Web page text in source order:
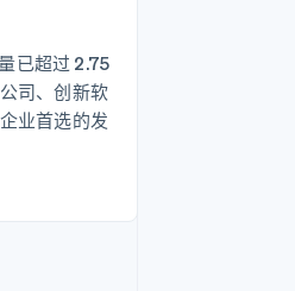
企业注册
除
已超过 2.75
司、创新软
业首选的发